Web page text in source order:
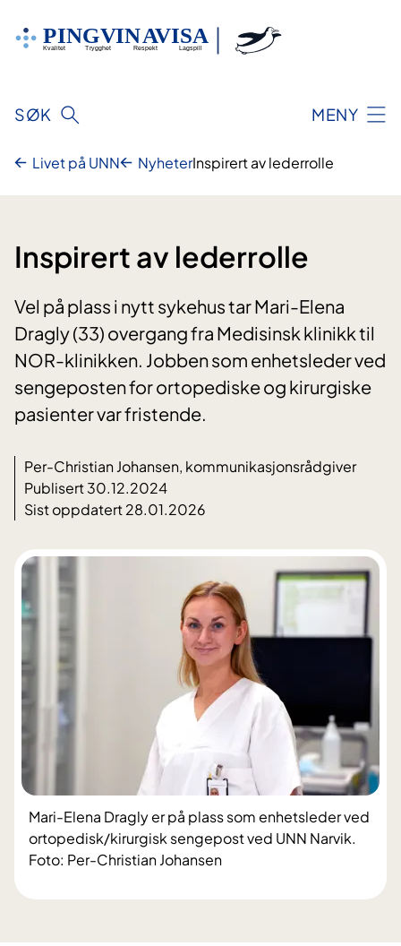
innhold
SØK MENY
Livet på UNN NyheterInspirert av lederrolle
Inspirert av lederrolle
Vel på plass i nytt sykehus tar Mari-Elena
Dragly (33) overgang fra Medisinsk klinikk til
NOR-klinikken. Jobben som enhetsleder ved
sengeposten for ortopediske og kirurgiske
pasienter var fristende.
Per-Christian Johansen, kommunikasjonsrådgiver
Publisert 30.12.2024
Sist oppdatert 28.01.2026
Mari-Elena Dragly er på plass som enhetsleder ved
ortopedisk/kirurgisk sengepost ved UNN Narvik.
Foto: Per-Christian Johansen